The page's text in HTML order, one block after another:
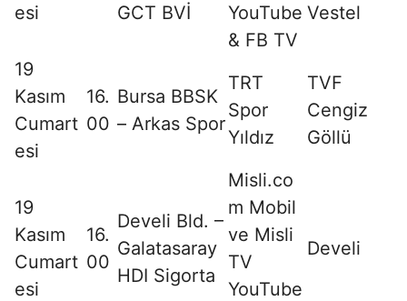
esi
GCT BVİ
YouTube
& FB TV
Vestel
19
Kasım
Cumart
esi
16.
00
Bursa BBSK
– Arkas Spor
TRT
Spor
Yıldız
TVF
Cengiz
Göllü
19
Kasım
Cumart
esi
16.
00
Develi Bld. –
Galatasaray
HDI Sigorta
Misli.co
m Mobil
ve Misli
TV
YouTube
Develi